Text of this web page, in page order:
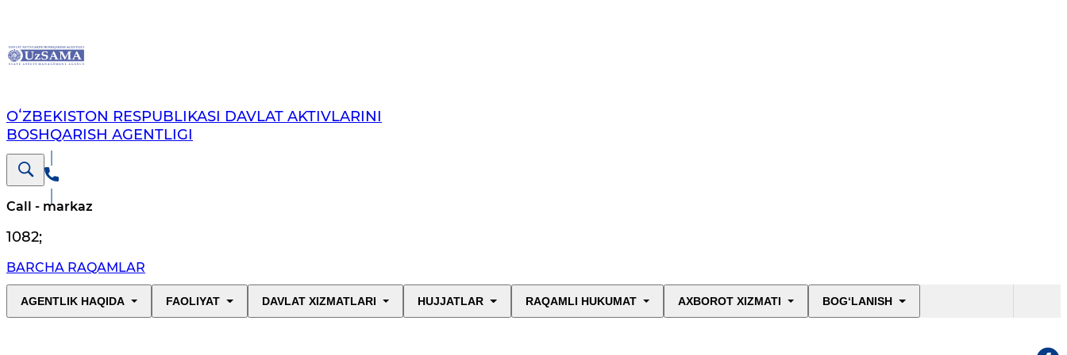
OʻZBEKISTON RESPUBLIKASI DAVLAT AKTIVLARINI
BOSHQARISH AGENTLIGI
Call - markaz
1082;
BARCHA RAQAMLAR
AGENTLIK HAQIDA FAOLIYAT DAVLAT XIZMATLARI HUJJATLAR RAQAMLI HUKUMAT AXBOROT XIZMATI BOG‘LANISH